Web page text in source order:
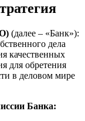
(далее – «Банк»):
дела
качественных
для обретения
в деловом мире
Банка: